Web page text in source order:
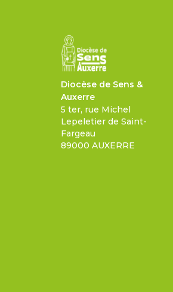
Diocèse de Sens &
Auxerre
5 ter, rue Michel
Lepeletier de Saint-
Fargeau
89000 AUXERRE